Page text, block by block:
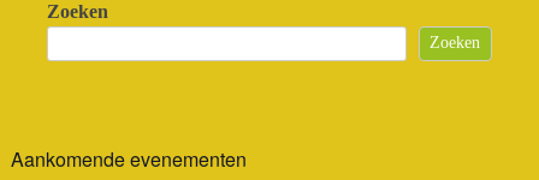
Zoeken
Zoeken
Aankomende evenementen